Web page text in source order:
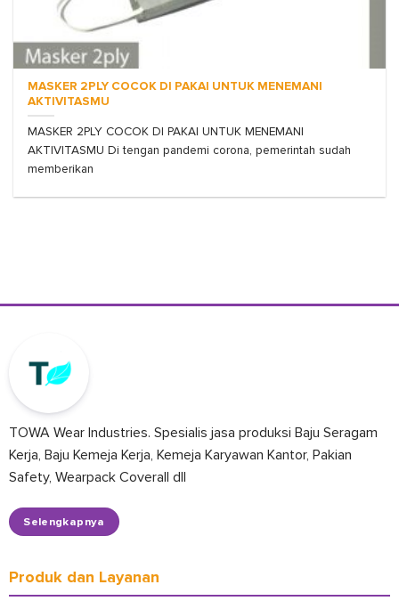
MASKER 2PLY COCOK DI PAKAI UNTUK MENEMANI
AKTIVITASMU
MASKER 2PLY COCOK DI PAKAI UNTUK MENEMANI
AKTIVITASMU Di tengan pandemi corona, pemerintah sudah
memberikan
TOWA Wear Industries. Spesialis jasa produksi Baju Seragam
Kerja, Baju Kemeja Kerja, Kemeja Karyawan Kantor, Pakian
Safety, Wearpack Coverall dll
Selengkapnya
Produk dan Layanan